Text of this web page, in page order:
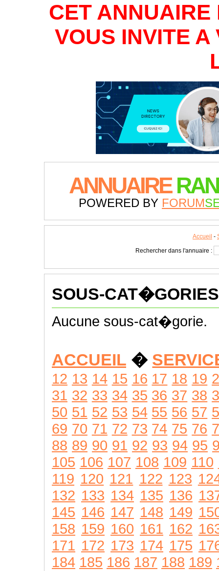
CET
VOUS INVITE A
ANNUAIRE
POWERED BY FORUM
Accueil -
Rechercher dans l'annuaire :
SOUS-CAT�GORIES
Aucune sous-cat�gorie.
ACCUEIL �
12 13 14 15 16 17 18 19
31 32 33 34 35 36 37 38
50 51 52 53 54 55 56 57
69 70 71 72 73 74 75 76
88 89 90 91 92 93 94 95
105 106 107 108 109 110
119 120 121 122 123
132 133 134 135 136
145 146 147 148 149
158 159 160 161 162
171 172 173 174 175
184 185 186 187 188 189